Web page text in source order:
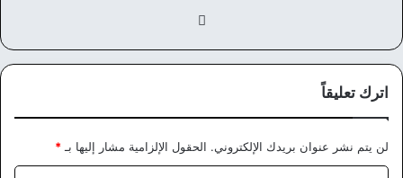
وك
اترك تعليقاً
لن يتم نشر عنوان بريدك الإلكتروني. الحقول الإلزامية مشار إليها بـ *